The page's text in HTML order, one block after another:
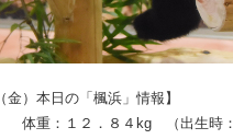
金）本日の「楓浜」情報】
体重：１２．８４kg （出生時：